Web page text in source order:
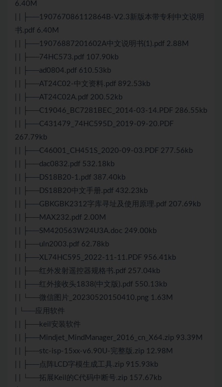
6.40M
| | ├──190767086112864B-V2.3新版本带专利中文说明
书.pdf 6.40M
| | ├──19076887201602A中文说明书(1).pdf 2.88M
| | ├──74HC573.pdf 107.90kb
| | ├──ad0804.pdf 610.53kb
| | ├──AT24C02-中文资料.pdf 892.53kb
| | ├──AT24C02A.pdf 200.52kb
| | ├──C19046_BC7281BEC_2014-03-14.PDF 286.55kb
| | ├──C431479_74HC595D_2019-09-20.PDF
267.79kb
| | ├──C46001_CH451S_2020-09-03.PDF 277.56kb
| | ├──dac0832.pdf 532.18kb
| | ├──DS18B20-1.pdf 387.40kb
| | ├──DS18B20中文手册.pdf 432.23kb
| | ├──GBKGBK2312字库寻址及使用原理.pdf 207.69kb
| | ├──MAX232.pdf 2.00M
| | ├──SM420563W24U3A.doc 249.00kb
| | ├──uln2003.pdf 62.78kb
| | ├──XL74HC595_2022-11-11.PDF 956.41kb
| | ├──红外发射遥控器规格书.pdf 257.04kb
| | ├──红外接收头1838(中文版).pdf 550.13kb
| | └──微信图片_20230520150410.png 1.63M
| └──应用软件
| | ├──keil安装软件
| | ├──Mindjet_MindManager_2016_cn_X64.zip 93.39M
| | ├──stc-isp-15xx-v6.90U-完整版.zip 12.98M
| | ├──点阵LCD字模生成工具.zip 915.93kb
| | └──拓展Keil的C代码中断号.zip 157.67kb